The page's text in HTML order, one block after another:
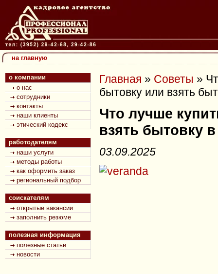
на главную
о компании
о нас
сотрудники
контакты
наши клиенты
этический кодекс
работодателям
наши услуги
методы работы
как оформить заказ
региональный подбор
соискателям
открытые вакансии
заполнить резюме
полезная информация
полезные статьи
новости
Главная » Советы »
бытовку или взять
Что лучше
взять бытовку
03.09.2025